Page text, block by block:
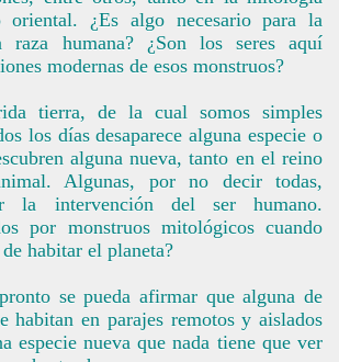
oriental. ¿Es algo necesario para la
raza humana? ¿Son los seres aquí
modernas de esos monstruos?
tierra, de la cual somos simples
los días desaparece alguna especie o
alguna nueva, tanto en el reino
Algunas, por no decir todas,
la intervención del ser humano.
por monstruos mitológicos cuando
habitar el planeta?
se pueda afirmar que alguna de
habitan en parajes remotos y aislados
especie nueva que nada tiene que ver